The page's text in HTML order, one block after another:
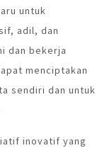
untuk
adil, dan
dan bekerja
menciptakan
sendiri dan untuk
inovatif yang